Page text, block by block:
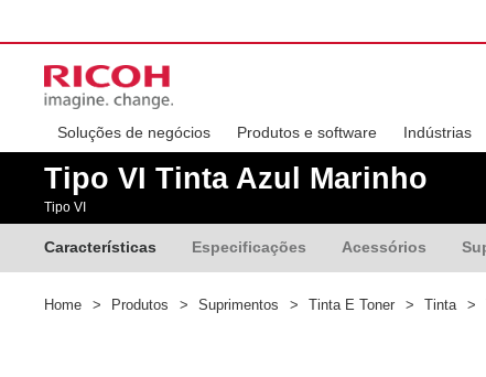
Soluções de negócios Produtos e software Indústrias
Tipo VI Tinta Azul Marinho
Tipo VI
Características Especificações Acessórios
Home > Produtos > Suprimentos > Tinta E Toner > Tinta >